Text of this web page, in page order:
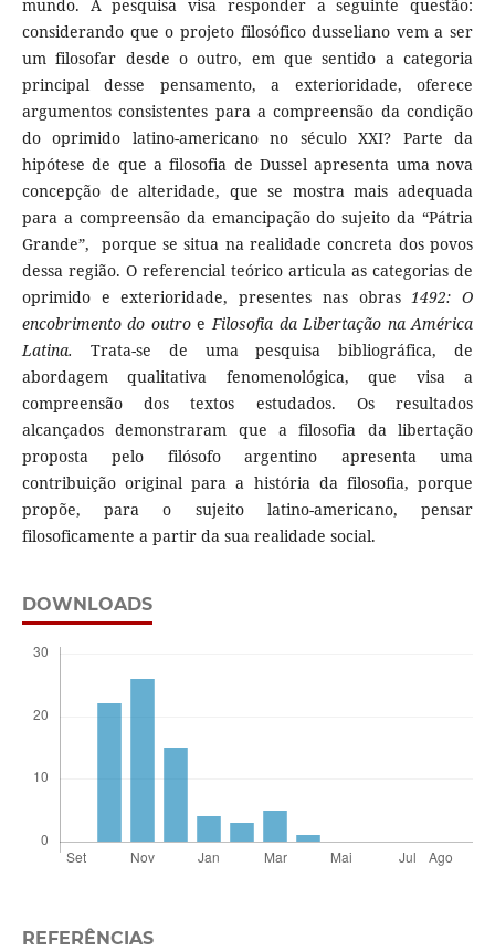
mundo. A pesquisa visa responder a seguinte questão:
considerando que o projeto filosófico dusseliano vem a ser
um filosofar desde o outro, em que sentido a categoria
principal desse pensamento, a exterioridade, oferece
argumentos consistentes para a compreensão da condição
do oprimido latino-americano no século XXI? Parte da
hipótese de que a filosofia de Dussel apresenta uma nova
concepção de alteridade, que se mostra mais adequada
para a compreensão da emancipação do sujeito da “Pátria
Grande”, porque se situa na realidade concreta dos povos
dessa região. O referencial teórico articula as categorias de
oprimido e exterioridade, presentes nas obras1492: O
encobrimento do outroeFilosofia da Libertação na América
Latina. Trata-se de uma pesquisa bibliográfica, de
abordagem qualitativa fenomenológica, que visa a
compreensão dos textos estudados. Os resultados
alcançados demonstraram que a filosofia da libertação
proposta pelo filósofo argentino apresenta uma
contribuição original para a história da filosofia, porque
propõe, para o sujeito latino-americano, pensar
filosoficamente a partir da sua realidade social.
DOWNLOADS
REFERÊNCIAS